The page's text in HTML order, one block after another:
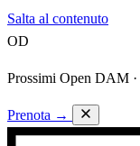
Salta al contenuto
OD
Prossimi Open DAM ·
Prenota →